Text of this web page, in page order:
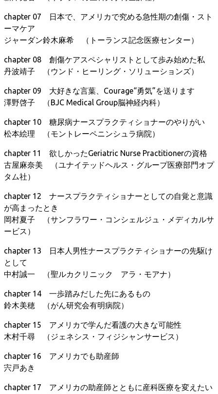
chapter 07 日本で、アメリカで究める急性期の創傷・スト
ーマケア
ジャーダン鈴木麻希 （トーランス記念医療センター）
chapter 08 創傷ケアスペシャリストとして歩み始めた私
丹波靖子 （ウンド・ヒーリング・ソリューションズ）
chapter 09 大好きな言葉、Courage“勇気”を送ります
澤野啓子 （BJC Medical Group脳神経内科）
chapter 10 糖尿病ナースプラクティショナーのやりがい
松本絵理 （モントレーペニンシュラ病院）
chapter 11 欲しかったGeriatric Nurse Practitionerの資格
古屋麻奈美 （ユナイテッドヘルス・グループ医療部門オプ
タム社）
chapter 12 ナースプラクティショナーとしての自覚と意識
が高まったとき
岡村夏子 （サンフラワー・コンシェルジュ・メディカルサ
ービス）
chapter 13 日本人男性ナースプラクティショナーの先駆け
として
中村誠一 （聖ルカクリニック アラ・モアナ）
chapter 14 一歩踏みだした先にあるもの
鈴木美穂 （がん研究会有明病院）
chapter 15 アメリカで学んだ看護の大きな可能性
木村千尋 （ジェネシス・フィジシャンサービス）
chapter 16 アメリカでも助産師
宍戸あき
chapter 17 アメリカの助産師とともに産科医療を変えたい